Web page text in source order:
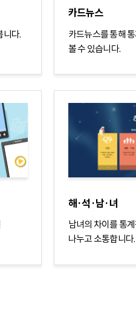
니다.
카드뉴스
카드뉴스를 통해
볼 수 있습니다.
해·석·남·녀
남녀의 차이를 통
나누고 소통합니다.